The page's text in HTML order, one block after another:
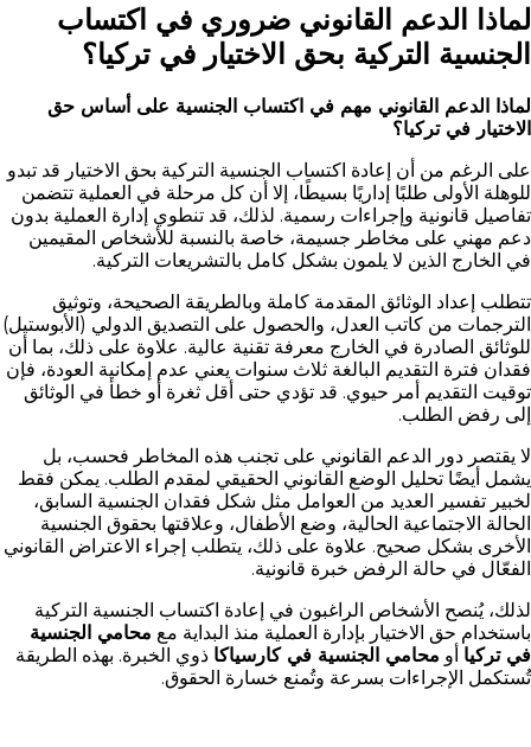
لماذا الدعم القانوني ضروري في اكتساب
الجنسية التركية بحق الاختيار في تركيا؟
لماذا الدعم القانوني مهم في اكتساب الجنسية على أساس حق
الاختيار في تركيا؟
على الرغم من أن إعادة اكتساب الجنسية التركية بحق الاختيار قد تبدو
للوهلة الأولى طلبًا إداريًا بسيطًا، إلا أن كل مرحلة في العملية تتضمن
تفاصيل قانونية وإجراءات رسمية. لذلك، قد تنطوي إدارة العملية بدون
دعم مهني على مخاطر جسيمة، خاصة بالنسبة للأشخاص المقيمين
في الخارج الذين لا يلمون بشكل كامل بالتشريعات التركية.
تتطلب إعداد الوثائق المقدمة كاملة وبالطريقة الصحيحة، وتوثيق
الترجمات من كاتب العدل، والحصول على التصديق الدولي (الأبوستيل)
للوثائق الصادرة في الخارج معرفة تقنية عالية. علاوة على ذلك، بما أن
فقدان فترة التقديم البالغة ثلاث سنوات يعني عدم إمكانية العودة، فإن
توقيت التقديم أمر حيوي. قد تؤدي حتى أقل ثغرة أو خطأ في الوثائق
إلى رفض الطلب.
لا يقتصر دور الدعم القانوني على تجنب هذه المخاطر فحسب، بل
يشمل أيضًا تحليل الوضع القانوني الحقيقي لمقدم الطلب. يمكن فقط
لخبير تفسير العديد من العوامل مثل شكل فقدان الجنسية السابق،
الحالة الاجتماعية الحالية، وضع الأطفال، وعلاقتها بحقوق الجنسية
الأخرى بشكل صحيح. علاوة على ذلك، يتطلب إجراء الاعتراض القانوني
الفعّال في حالة الرفض خبرة قانونية.
لذلك، يُنصح الأشخاص الراغبون في إعادة اكتساب الجنسية التركية
باستخدام حق الاختيار بإدارة العملية منذ البداية مع محامي الجنسية
في تركيا أو محامي الجنسية في كارسياكا ذوي الخبرة. بهذه الطريقة
تُستكمل الإجراءات بسرعة وتُمنع خسارة الحقوق.